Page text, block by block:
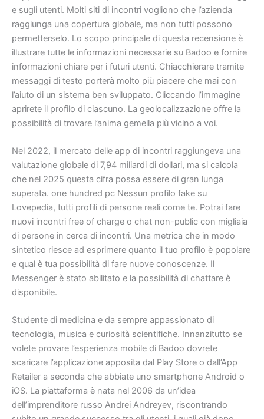
e sugli utenti. Molti siti di incontri vogliono che l’azienda
raggiunga una copertura globale, ma non tutti possono
permetterselo. Lo scopo principale di questa recensione è
illustrare tutte le informazioni necessarie su Badoo e fornire
informazioni chiare per i futuri utenti. Chiacchierare tramite
messaggi di testo porterà molto più piacere che mai con
l’aiuto di un sistema ben sviluppato. Cliccando l’immagine
aprirete il profilo di ciascuno. La geolocalizzazione offre la
possibilità di trovare l’anima gemella più vicino a voi.
Nel 2022, il mercato delle app di incontri raggiungeva una
valutazione globale di 7,94 miliardi di dollari, ma si calcola
che nel 2025 questa cifra possa essere di gran lunga
superata. one hundred pc Nessun profilo fake su
Lovepedia, tutti profili di persone reali come te. Potrai fare
nuovi incontri free of charge o chat non-public con migliaia
di persone in cerca di incontri. Una metrica che in modo
sintetico riesce ad esprimere quanto il tuo profilo è popolare
e qual è tua possibilità di fare nuove conoscenze. Il
Messenger è stato abilitato e la possibilità di chattare è
disponibile.
Studente di medicina e da sempre appassionato di
tecnologia, musica e curiosità scientifiche. Innanzitutto se
volete provare l’esperienza mobile di Badoo dovrete
scaricare l’applicazione apposita dal Play Store o dall’App
Retailer a seconda che abbiate uno smartphone Android o
iOS. La piattaforma è nata nel 2006 da un’idea
dell’imprenditore russo Andrei Andreyev, riscontrando